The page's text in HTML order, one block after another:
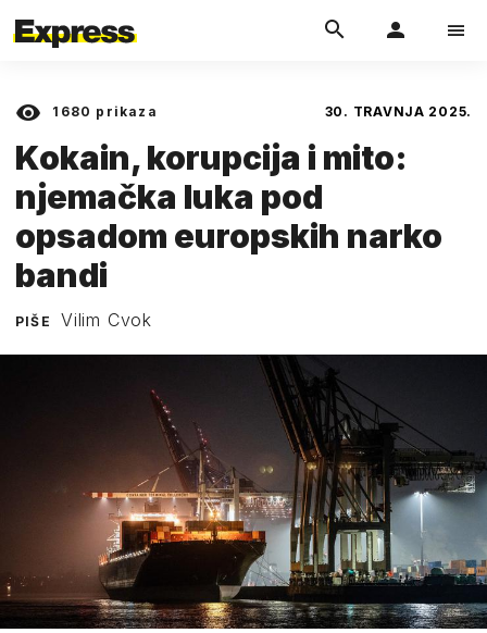
1680 prikaza 30. TRAVNJA 2025.
Kokain, korupcija i mito:
njemačka luka pod
opsadom europskih narko
bandi
PIŠE Vilim Cvok